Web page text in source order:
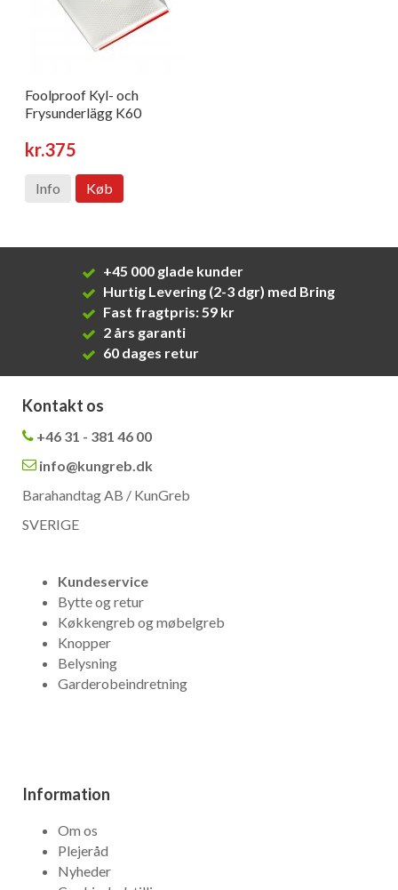
Foolproof Kyl- och
Frysunderlägg K60
kr.375
Info Køb
+45 000 glade kunder
Hurtig Levering (2-3 dgr) med Bring
Fast fragtpris: 59 kr
2 års garanti
60 dages retur
Kontakt os
+46 31 - 381 46 00
info@kungreb.dk
Barahandtag AB / KunGreb
SVERIGE
Kundeservice
Bytte og retur
Køkkengreb og møbelgreb
Knopper
Belysning
Garderobeindretning
Information
Om os
Plejeråd
Nyheder